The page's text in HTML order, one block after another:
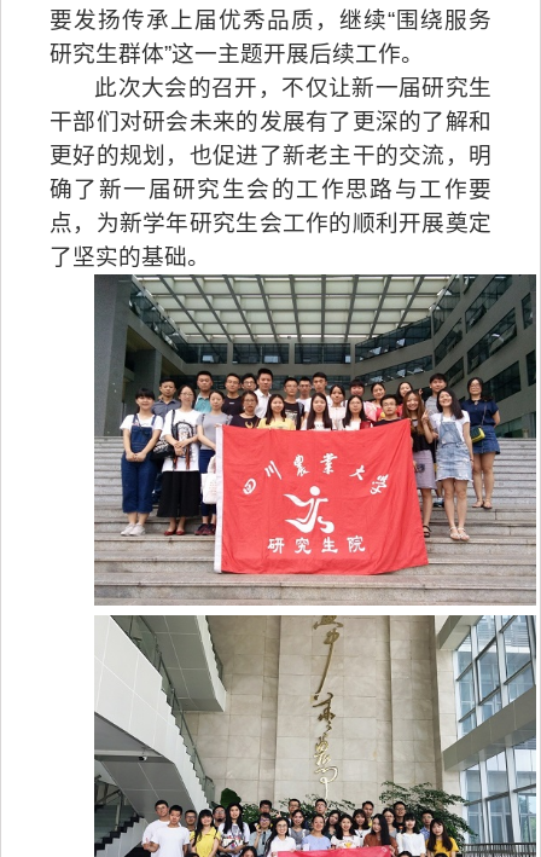
要发扬传承上届优秀品质，继续“围绕服务
研究生群体”这一主题开展后续工作。
此次大会的召开 ，不仅让新一届研究生
干部们对研会未来的发展有了更深的了解和
更好的规划， 也促进了新老主干的交流，明
确了新一届研究生会的工作思路与工作要
点，为新学年研究生会工作的顺利开展奠定
了坚实的基础。